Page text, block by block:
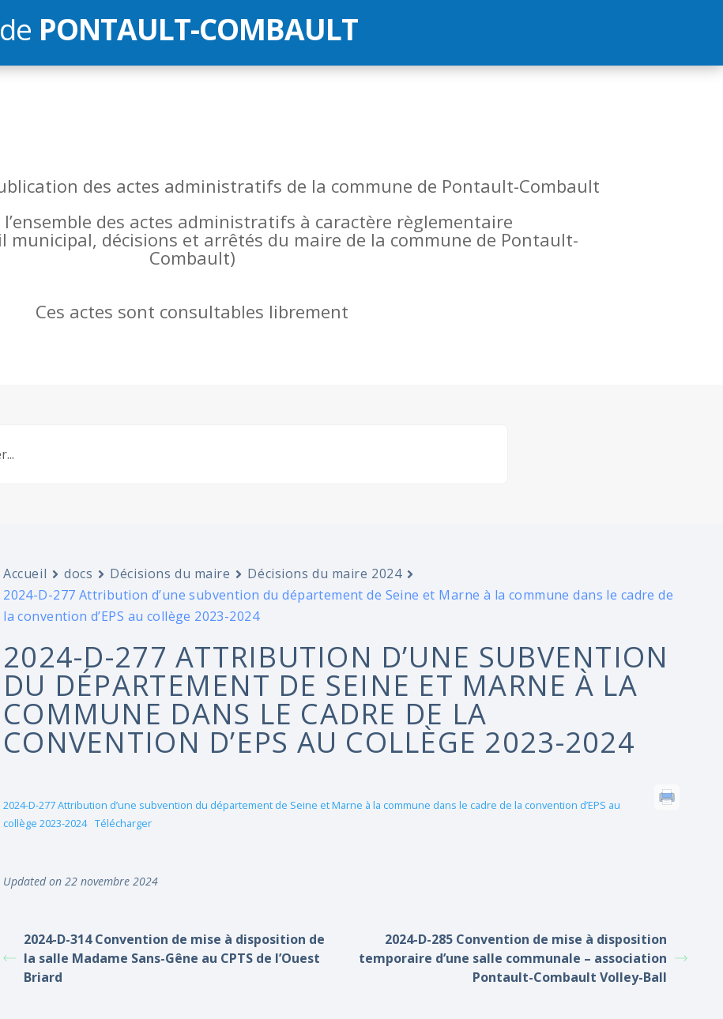
PONTAULT-COMBAULT
des actes administratifs de la commune de Pontault-Combault
des actes administratifs à caractère règlementaire
municipal, décisions et arrêtés du maire de la commune de Pontault-
Combault)
Ces actes sont consultables librement
Accueil docs Décisions du maire
Décisions du maire 2024
2024-D-277 Attribution d’une subvention du département de Seine et Marne à la commune dans le cadre de
la convention d’EPS au collège 2023-2024
2024-D-277 ATTRIBUTION D’UNE SUBVENTION
DU DÉPARTEMENT DE SEINE ET MARNE À LA
COMMUNE DANS LE CADRE DE LA
CONVENTION D’EPS AU COLLÈGE 2023-2024
2024-D-277 Attribution d’une subvention du département de Seine et Marne à la commune dans le cadre de la convention d’EPS au
collège 2023-2024 Télécharger
Updated on 22 novembre 2024
2024-D-314 Convention de mise à disposition de
la salle Madame Sans-Gêne au CPTS de l’Ouest
Briard
2024-D-285 Convention de mise à disposition
temporaire d’une salle communale – association
Pontault-Combault Volley-Ball